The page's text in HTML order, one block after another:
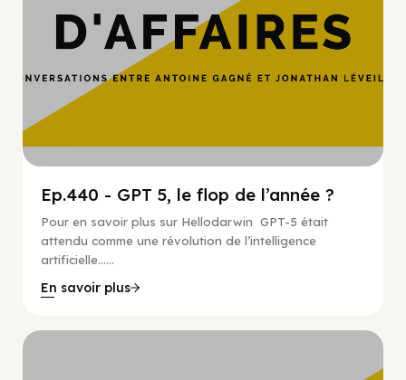
Ep.440 - GPT 5, le flop de l’année ?
Pour en savoir plus sur Hellodarwin GPT-5 était
attendu comme une révolution de l’intelligence
artificielle…...
En savoir plus